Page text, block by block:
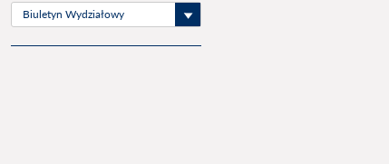
Biuletyn Wydziałowy